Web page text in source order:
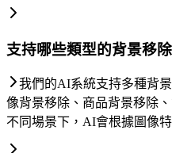
支持哪些類型的背景移
我們的AI系統支持多種背
像背景移除、商品背景移除
不同場景下，AI會根據圖像